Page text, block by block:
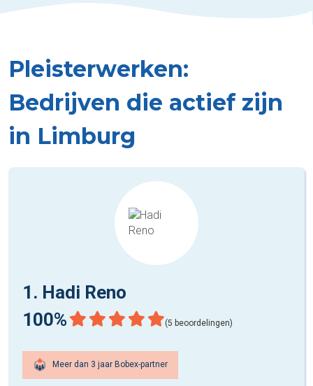
Pleisterwerken:
Bedrijven die actief zijn
in Limburg
1. Hadi Reno
100%
(5 beoordelingen)
Meer dan 3 jaar Bobex-partner